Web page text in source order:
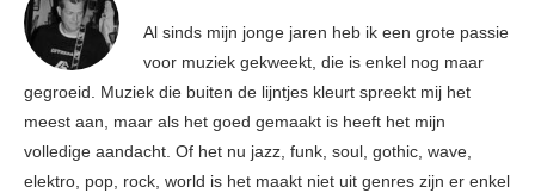
Al sinds mijn jonge jaren heb ik een grote passie
voor muziek gekweekt, die is enkel nog maar
gegroeid. Muziek die buiten de lijntjes kleurt spreekt mij het
meest aan, maar als het goed gemaakt is heeft het mijn
volledige aandacht. Of het nu jazz, funk, soul, gothic, wave,
elektro, pop, rock, world is het maakt niet uit genres zijn er enkel